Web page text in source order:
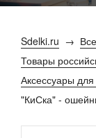
Sdelki.ru
Товары
Аксессуары
"КиСка" -